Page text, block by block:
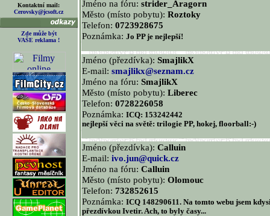
Kontaktní mail:
Cerovsky@jcsoft.cz
Zde může být
VAŠE reklama !
Jméno na fóru: strider_Aragorn
Město (místo pobytu): Roztoky
Telefon: 0723928675
Poznámka: Jo PP je nejlepší!
Jméno (přezdívka): SmajlikX
E-mail: smajlikx@seznam.cz
Jméno na fóru: SmajlikX
Město (místo pobytu): Liberec
Telefon: 0728226058
Poznámka: ICQ: 153242442
nejlepší věci na světě: trilogie PP, hokej, floorball:-)
Jméno (přezdívka): Calluin
E-mail: ivo.jun@quick.cz
Jméno na fóru: Calluin
Město (místo pobytu): Olomouc
Telefon: 732852615
Poznámka: ICQ 148290611. Na tomto webu jsem
přezdívkou Ivetir. Ach, to byly časy...